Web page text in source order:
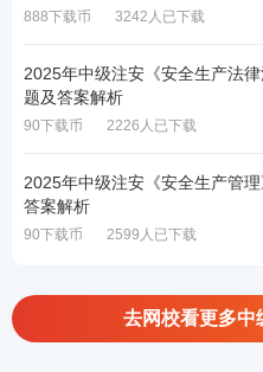
888下载币 3242人已下载
2025年中级注安《安全生产法
题及答案解析
90下载币 2226人已下载
2025年中级注安《安全生产管
答案解析
90下载币 2599人已下载
去网校看更多中